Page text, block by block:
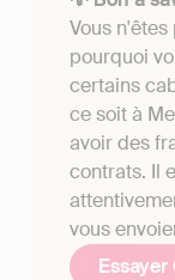
Vous
pourquoi
certains
ce soit à
avoir des
contrats. Il
vous